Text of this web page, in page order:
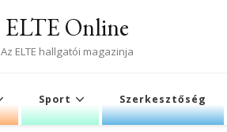
ELTE Online
Az ELTE hallgatói magazinja
Sport Szerkesztőség